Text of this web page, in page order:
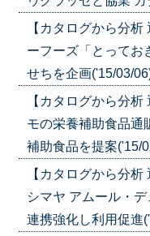
【カタログから分
ーフーズ「とってお
せちを企画('15/03/
【カタログから分
モの栄養補助食品通
補助食品を提案('15/
【カタログから分
シマヤ アムール・
連携強化し利用促進